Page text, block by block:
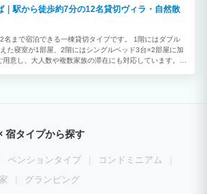
｜駅から徒歩約7分の12名貸切ヴィラ・自然散
名まで宿泊できる一棟貸切タイプです。 1階にはダブル
た寝室が1部屋、2階にはシングルベッド3台×2部屋に加
意し、大人数や複数家族の滞在にも対応しています。広
も旅が完結します。 ■ 周辺観光アクセス ・日光東照宮
拠点に最適です。 ・鬼怒川温泉 → 車約25分 観光帰り
光旅の楽しみ方も可能。 観光と自然の両方を楽しむ拠点
佇む落ち着いた一棟貸切の宿で、プライベートな時間と
宿タイプから探す
ペンションタイプ
コンドミニアム
グランピング